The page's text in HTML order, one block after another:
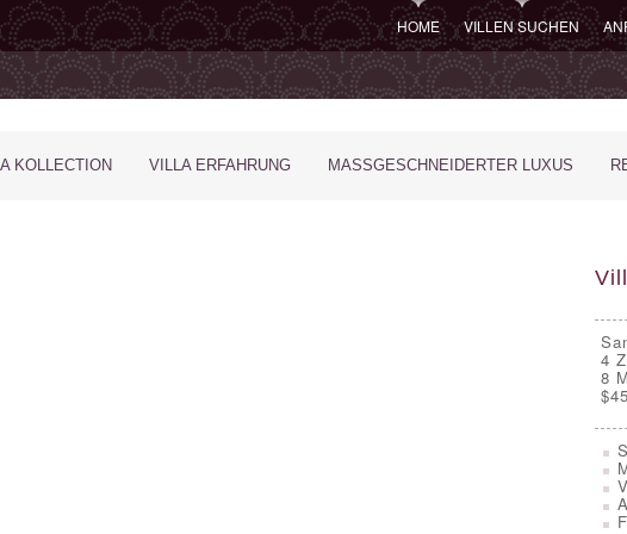
HOME VILLEN SUCHEN
KOLLECTION VILLA ERFAHRUNG MASSGESCHNEIDERTER LUXUS
4
8